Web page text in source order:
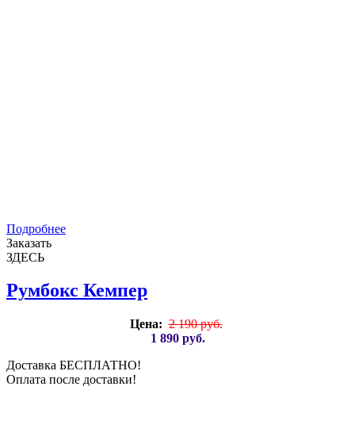
Подробнее
Заказать
ЗДЕСЬ
Румбокс Кемпер
Цена: 2 190 руб.
1 890 руб.
Доставка БЕСПЛАТНО!
Оплата после доставки!